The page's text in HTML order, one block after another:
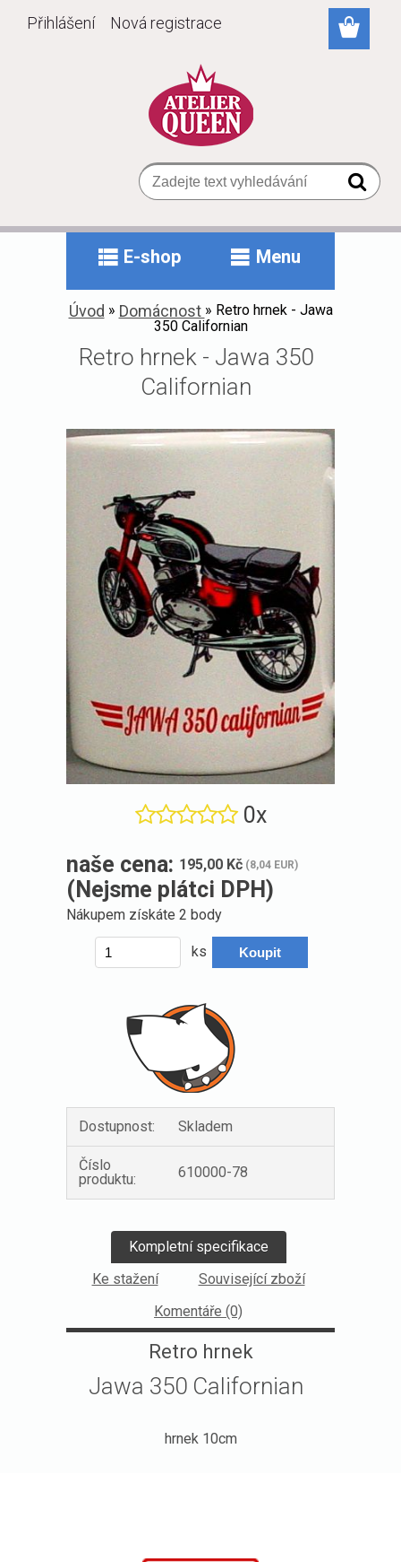
Přihlášení Nová registrace
E-shop Menu
Úvod » Domácnost » Retro hrnek - Jawa
350 Californian
Retro hrnek - Jawa 350
Californian
0x
naše cena: 195,00 Kč (8,04 EUR)
(Nejsme plátci DPH)
Nákupem získáte 2 body
ks
Dostupnost: Skladem
Číslo
produktu:
610000-78
Kompletní specifikace
Ke stažení
Související zboží
Komentáře (0)
Retro hrnek
Jawa 350 Californian
hrnek 10cm